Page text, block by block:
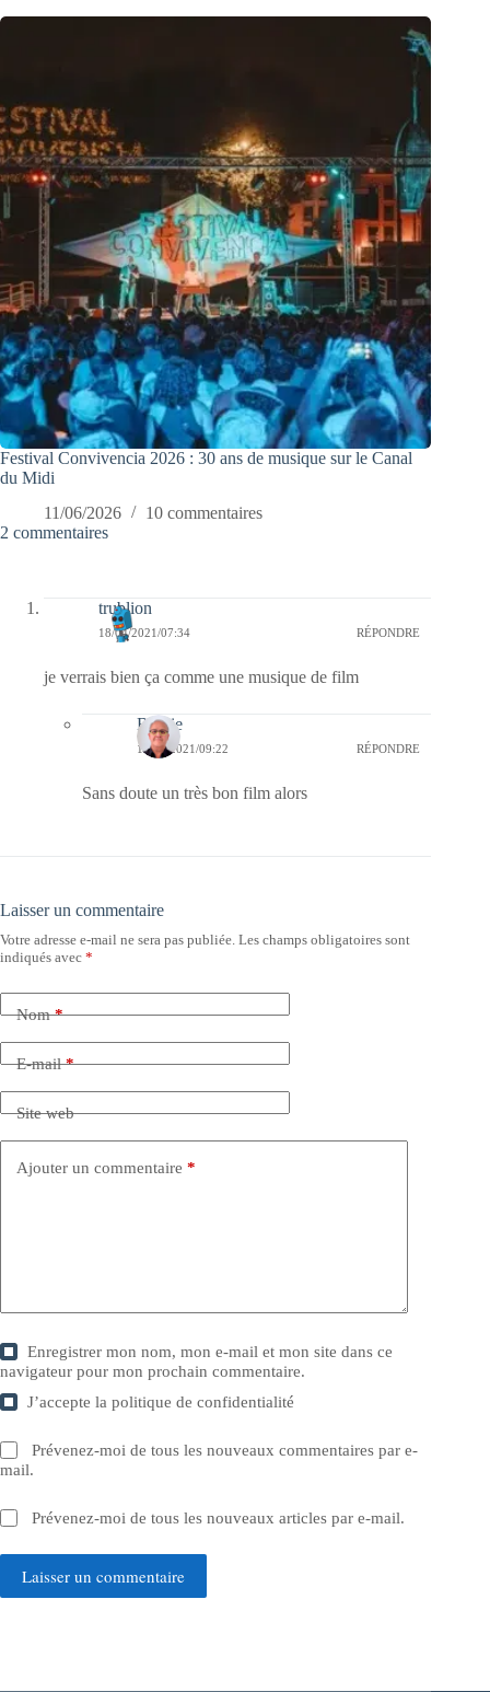
Festival Convivencia 2026 : 30 ans de musique sur le Canal
du Midi
11/06/2026
10 commentaires
2 commentaires
trublion
18/04/2021/07:34 RÉPONDRE
je verrais bien ça comme une musique de film
Bernie
18/04/2021/09:22 RÉPONDRE
Sans doute un très bon film alors
Laisser un commentaire
Votre adresse e-mail ne sera pas publiée. Les champs obligatoires sont
indiqués avec *
Nom*
E-mail*
Site web
Ajouter un commentaire *
Enregistrer mon nom, mon e-mail et mon site dans ce
navigateur pour mon prochain commentaire.
J’accepte lapolitique de confidentialité
Prévenez-moi de tous les nouveaux commentaires par e-
mail.
Prévenez-moi de tous les nouveaux articles par e-mail.
Laisser un commentaire